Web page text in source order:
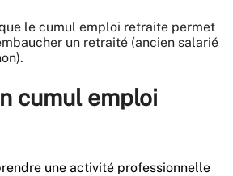
le cumul emploi retraite permet
un retraité (ancien salarié
cumul emploi
une activité professionnelle